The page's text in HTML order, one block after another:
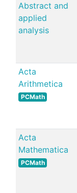
Abstract and
applied
analysis
Acta
Arithmetica
PCMath
Acta
Mathematica
PCMath